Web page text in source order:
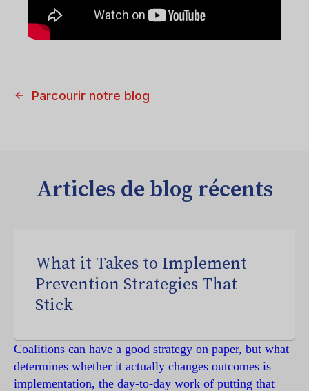
Parcourir notre blog
Articles de blog récents
What it Takes to Implement
Prevention Strategies That
Stick
Coalitions can have a good strategy on paper, but what
determines whether it actually changes outcomes is
implementation, the day-to-day work of putting that